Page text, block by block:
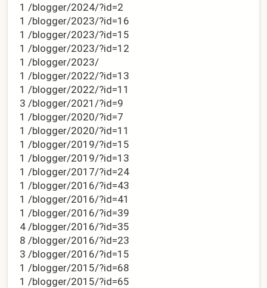
1 /blogger/2024/?id=2
1 /blogger/2023/?id=16
1 /blogger/2023/?id=15
1 /blogger/2023/?id=12
1 /blogger/2023/
1 /blogger/2022/?id=13
1 /blogger/2022/?id=11
3 /blogger/2021/?id=9
1 /blogger/2020/?id=7
1 /blogger/2020/?id=11
1 /blogger/2019/?id=15
1 /blogger/2019/?id=13
1 /blogger/2017/?id=24
1 /blogger/2016/?id=43
1 /blogger/2016/?id=41
1 /blogger/2016/?id=39
4 /blogger/2016/?id=35
8 /blogger/2016/?id=23
3 /blogger/2016/?id=15
1 /blogger/2015/?id=68
1 /blogger/2015/?id=65